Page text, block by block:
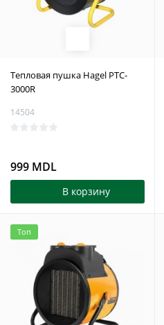
Тепловая пушка Hagel PTC-
3000R
14504
999 MDL
В корзину
Топ